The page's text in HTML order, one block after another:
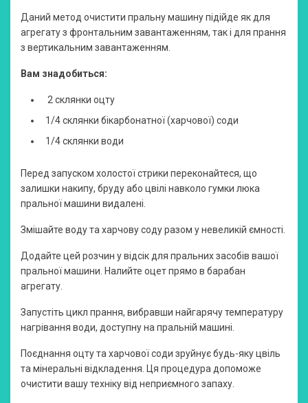
Даний метод очистити пральну машину підійде як для
агрегату з фронтальним завантаженням, так і для прання
з вертикальним завантаженням.
Вам знадобиться:
2 склянки оцту
1/4 склянки бікарбонатної (харчової) соди
1/4 склянки води
Перед запуском холостої стрики переконайтеся, що
залишки накипу, бруду або цвілі навколо гумки люка
пральної машини видалені.
Змішайте воду та харчову соду разом у невеликій ємності.
Додайте цей розчин у відсік для пральних засобів вашої
пральної машини. Налийте оцет прямо в барабан
агрегату.
Запустіть цикл прання, вибравши найгарячу температуру
нагрівання води, доступну на пральній машині.
Поєднання оцту та харчової соди зруйнує будь-яку цвіль
та мінеральні відкладення. Ця процедура допоможе
очистити вашу техніку від неприємного запаху.